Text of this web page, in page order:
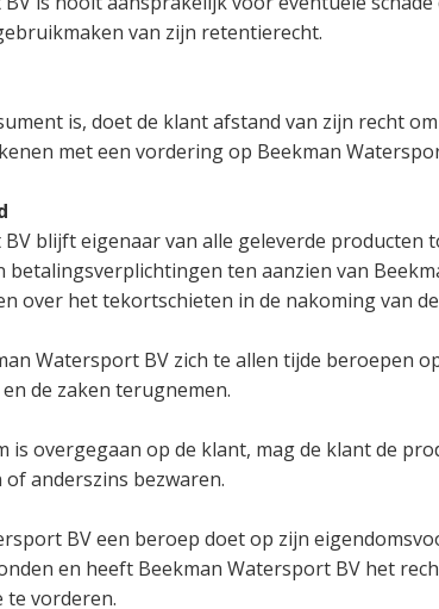
van zijn retentierecht.
is, doet de klant afstand van zijn recht
met een vordering op Beekman
blijft eigenaar van alle geleverde producten
betalingsverplichtingen ten aanzien van
over het tekortschieten in de nakoming van
Watersport BV zich te allen tijde beroepen
de zaken terugnemen.
is overgegaan op de klant, mag de klant de
anderszins bezwaren.
BV een beroep doet op zijn
en heeft Beekman Watersport BV het
te vorderen.